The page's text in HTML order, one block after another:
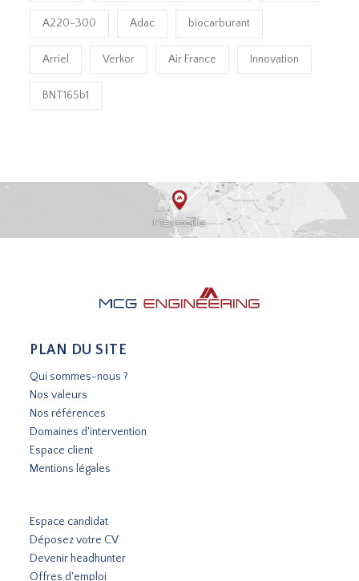
A220-300 Adac biocarburant
Arriel Verkor Air France Innovation
BNT165b1
PLAN DU SITE
Qui sommes-nous ?
Nos valeurs
Nos références
Domaines d'intervention
Espace client
Mentions légales
Espace candidat
Déposez votre CV
Devenir headhunter
Offres d'emploi